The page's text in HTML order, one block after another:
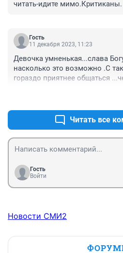
читать-идите мимо.Критиканы.
Гость
11 декабря 2023, 11:23
Девочка умненькая...слава
насколько это возможно .С
гораздо приятнее общаться
Читать все
Гость
Войти
Новости СМИ2